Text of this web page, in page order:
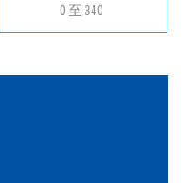
0 至 340